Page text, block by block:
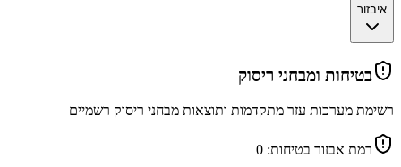
איבזור
בטיחות ומבחני ריסוק
רשימת מערכות עזר מתקדמות ותוצאות מבחני ריסוק רשמיים
רמת אבזור בטיחות: 0